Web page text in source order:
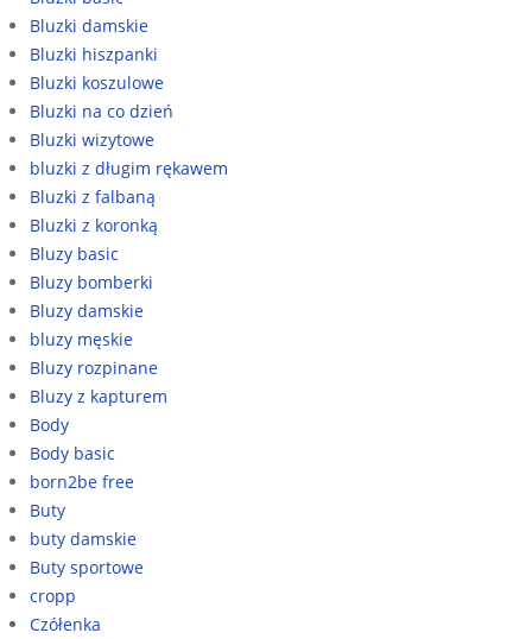
Bluzki damskie
Bluzki hiszpanki
Bluzki koszulowe
Bluzki na co dzień
Bluzki wizytowe
bluzki z długim rękawem
Bluzki z falbaną
Bluzki z koronką
Bluzy basic
Bluzy bomberki
Bluzy damskie
bluzy męskie
Bluzy rozpinane
Bluzy z kapturem
Body
Body basic
born2be free
Buty
buty damskie
Buty sportowe
cropp
Czółenka